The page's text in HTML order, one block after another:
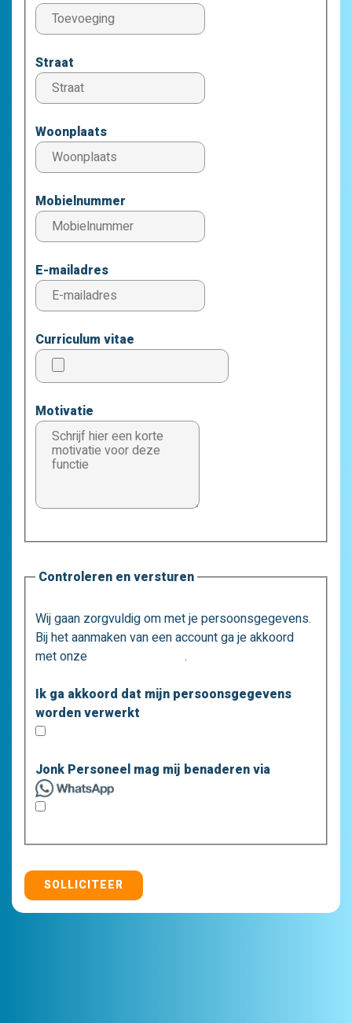
Straat
Woonplaats
Mobielnummer
E-mailadres
Curriculum vitae
Motivatie
Controleren en versturen
Wij gaan zorgvuldig om met je persoonsgegevens.
Bij het aanmaken van een account ga je akkoord
met onze
.
Ik ga akkoord dat mijn persoonsgegevens
worden verwerkt
Jonk Personeel mag mij benaderen via
SOLLICITEER